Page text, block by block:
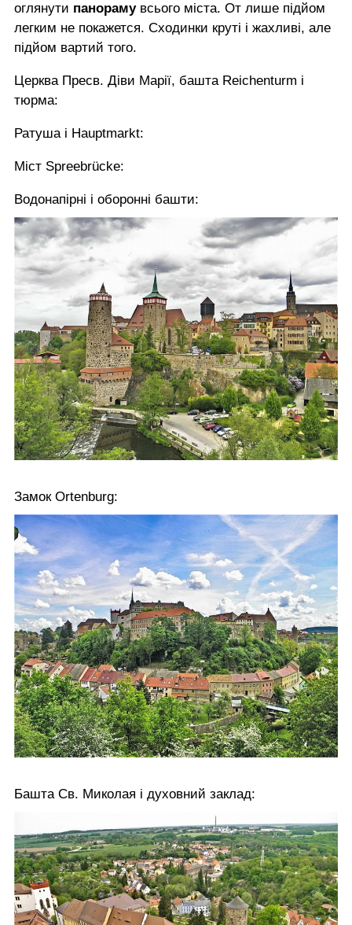
оглянути панораму всього міста. От лише підйом
легким не покажется. Сходинки круті і жахливі, але
підйом вартий того.
Церква Пресв. Діви Марії, башта Reichenturm і
тюрма:
Ратуша і Hauptmarkt:
Міст Spreebrücke:
Водонапірні і оборонні башти:
Замок Ortenburg:
Башта Св. Миколая і духовний заклад: